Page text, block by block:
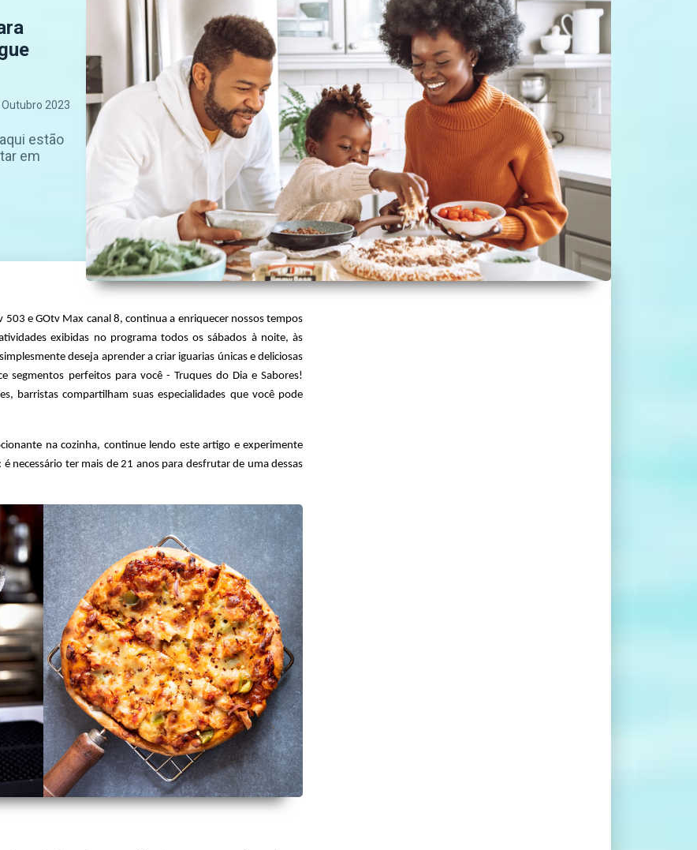
Outubro 2023
estão
em
503 e GOtv Max canal 8, continua a enriquecer nossos tempos
exibidas no programa todos os sábados à noite, às
deseja aprender a criar iguarias únicas e deliciosas
segmentos perfeitos para você - Truques do Dia e Sabores!
barristas compartilham suas especialidades que você pode
na cozinha, continue lendo este artigo e experimente
é necessário ter mais de 21 anos para desfrutar de uma dessas